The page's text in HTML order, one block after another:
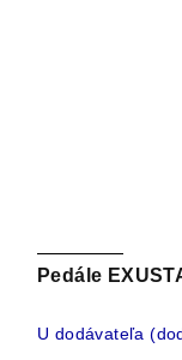
Pedále
U dodávateľa